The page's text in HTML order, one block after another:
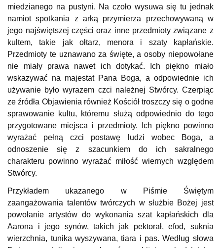
miedzianego na pustyni. Na czoło wysuwa się tu jednak
namiot spotkania z arką przymierza przechowywaną w
jego najświętszej części oraz inne przedmioty związane z
kultem, takie jak ołtarz, menora i szaty kapłańskie.
Przedmioty te uznawano za święte, a osoby niepowołane
nie miały prawa nawet ich dotykać. Ich piękno miało
wskazywać na majestat Pana Boga, a odpowiednie ich
używanie było wyrazem czci należnej Stwórcy. Czerpiąc
ze źródła Objawienia również Kościół troszczy się o godne
sprawowanie kultu, któremu służą odpowiednio do tego
przygotowane miejsca i przedmioty. Ich piękno powinno
wyrażać pełną czci postawę ludzi wobec Boga, a
odnoszenie się z szacunkiem do ich sakralnego
charakteru powinno wyrażać miłość wiernych względem
Stwórcy.
Przykładem ukazanego w Piśmie Świętym
zaangażowania talentów twórczych w służbie Bożej jest
powołanie artystów do wykonania szat kapłańskich dla
Aarona i jego synów, takich jak pektorał, efod, suknia
wierzchnia, tunika wyszywana, tiara i pas. Według słowa